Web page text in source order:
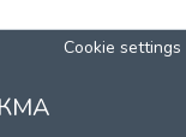
Cookie settings